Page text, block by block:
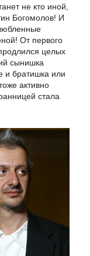
не кто иной,
Богомолов! И
От первого
целых
сынишка
и братишка или
активно
стала